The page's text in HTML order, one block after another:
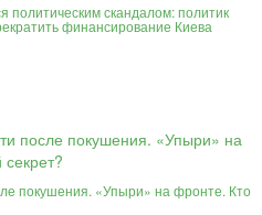
политическим скандалом: политик
финансирование Киева
покушения. «Упыри» на фронте. Кто